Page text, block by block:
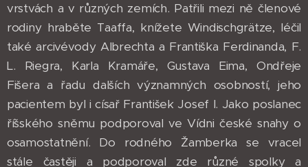
vrstvách a v různých zemích. Patřili mezi ně členové
rodiny hraběte Taaffa, knížete Windischgrätze, léčil
také arcivévody Albrechta a Františka Ferdinanda, F.
L. Riegra, Karla Kramáře, Gustava Eima, Ondřeje
Fišera a řadu dalších významných osobností, jeho
pacientem byl i císař František Josef I. Jako poslanec
říšského sněmu podporoval ve Vídni české snahy o
osamostatnění. Do rodného Žamberka se vracel
stále častěji a podporoval zde různé spolky a